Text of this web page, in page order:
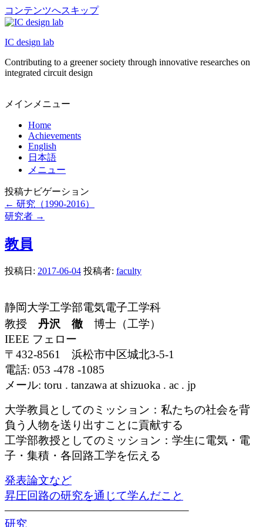
コンテンツへスキップ
IC design lab
Contributing to a greener society through innovative researches on
integrated circuit design
メインメニュー
Home
Achievements
English
日本語
メニュー
投稿ナビゲーション
← 研究（1990-2016）
研究者 →
教員
投稿日: 2017-06-04 投稿者: faculty
静岡大学工学部電気電子工学科
教授 丹沢 徹 博士（工学）
IEEE フェロー
〒 432-8561 浜松市中区城北3-5-1
電話: 053 -478 -1085
メール: toru . tanzawa at shizuoka . ac . jp
大学教員としてのミッション：私たちの社会を背
負う人物を送り出すことに貢献する
工学部教授としてのミッション：学生に電気・電
子・集積・各回路工学を伝える
発表論文など
昇圧回路の研究を通じて学んだこと
————————————————–
研究